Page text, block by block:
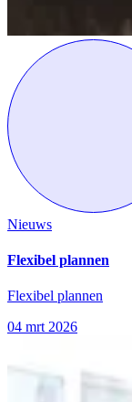
Nieuws
Flexibel plannen
Flexibel plannen
04 mrt 2026